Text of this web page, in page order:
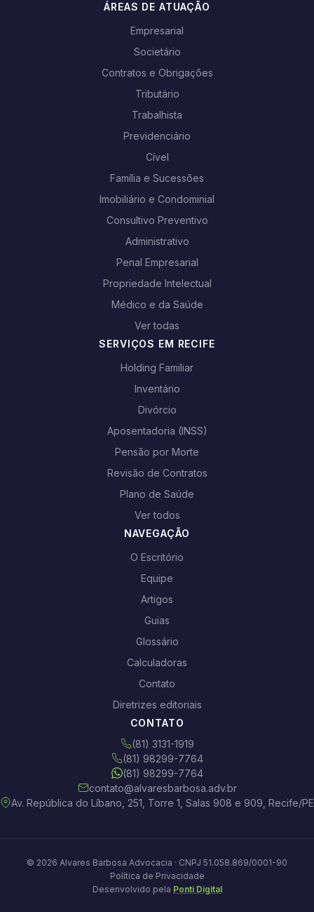
ÁREAS DE ATUAÇÃO
Empresarial
Societário
Contratos e Obrigações
Tributário
Trabalhista
Previdenciário
Cível
Família e Sucessões
Imobiliário e Condominial
Consultivo Preventivo
Administrativo
Penal Empresarial
Propriedade Intelectual
Médico e da Saúde
Ver todas
SERVIÇOS EM RECIFE
Holding Familiar
Inventário
Divórcio
Aposentadoria (INSS)
Pensão por Morte
Revisão de Contratos
Plano de Saúde
Ver todos
NAVEGAÇÃO
O Escritório
Equipe
Artigos
Guias
Glossário
Calculadoras
Contato
Diretrizes editoriais
CONTATO
(81) 3131-1919
(81) 98299-7764
(81) 98299-7764
contato@alvaresbarbosa.adv.br
Av. República do Líbano, 251, Torre 1, Salas 908 e 909, Recife/PE
© 2026 Alvares Barbosa Advocacia · CNPJ 51.058.869/0001-90
Política de Privacidade
Desenvolvido pela Ponti Digital